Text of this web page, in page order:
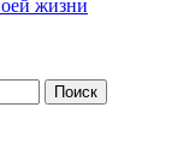
жизни